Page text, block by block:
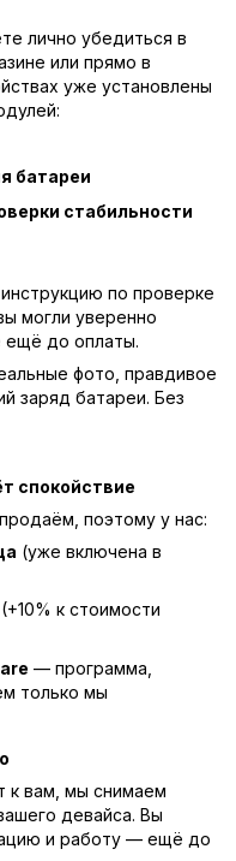
лично убедиться в
или прямо в
уже установлены
батареи
стабильности
по проверке
могли уверенно
ещё до оплаты.
фото, правдивое
заряд батареи. Без
спокойствие
поэтому у нас:
(уже включена в
(+10% к стоимости
— программа,
только мы
к вам, мы снимаем
девайса. Вы
и работу — ещё до